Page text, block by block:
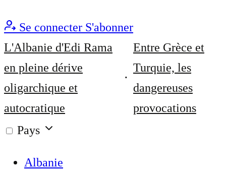
Se connecter S'abonner
L'Albanie d'Edi Rama
en pleine dérive
oligarchique et
autocratique
Entre Grèce et
Turquie, les
dangereuses
provocations
Pays
Albanie